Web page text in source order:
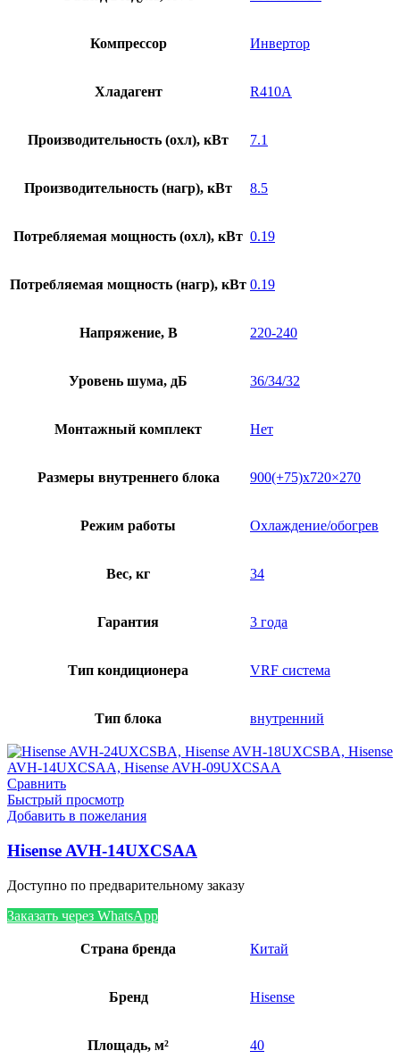
Компрессор Инвертор
Хладагент R410A
Производительность (охл), кВт 7.1
Производительность (нагр), кВт 8.5
Потребляемая мощность (охл), кВт 0.19
Потребляемая мощность (нагр), кВт 0.19
Напряжение, В 220-240
Уровень шума, дБ 36/34/32
Монтажный комплект Нет
Размеры внутреннего блока 900(+75)х720×270
Режим работы Охлаждение/обогрев
Вес, кг 34
Гарантия 3 года
Тип кондиционера VRF система
Тип блока внутренний
Сравнить
Быстрый просмотр
Добавить в пожелания
Hisense AVH-14UXCSAA
Доступно по предварительному заказу
Заказать через WhatsApp
Страна бренда Китай
Бренд Hisense
Площадь, м² 40